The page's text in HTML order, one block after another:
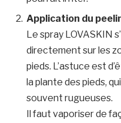
Application du
Le spray LOVASKIN
directement sur les
pieds. L’astuce est
la plante des pieds,
souvent rugueuses.
Il faut vaporiser de